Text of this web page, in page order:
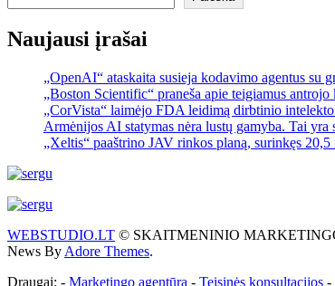
Naujausi įrašai
„OpenAI“ ataskaita susieja kodavimo agentus su
„Boston Scientific“ praneša apie teigiamus
„CorVista“ laimėjo FDA leidimą dirbtinio
Armėnijos AI statymas nėra lustų gamyba. Tai yra
„Xeltis“ paaštrino JAV rinkos planą, surinkęs
WEBSTUDIO.LT © SKAITMENINIO MARKETINGO
News By Adore Themes.
Draugai: - Marketingo agentūra - Teisinės konsultacijos -